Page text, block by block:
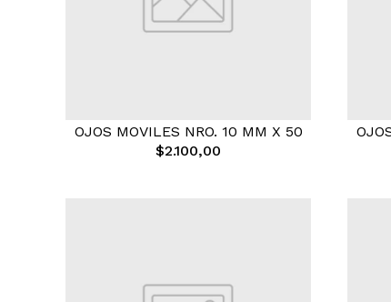
OJOS MOVILES NRO. 10 MM X 50
$2.100,00